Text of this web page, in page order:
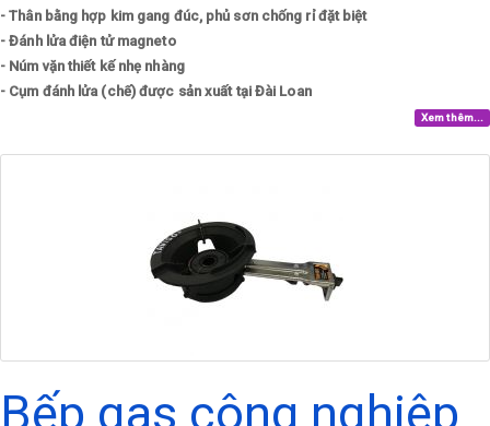
- Thân bằng hợp kim gang đúc, phủ sơn chống rỉ đặt biệt
- Đánh lửa điện tử magneto
- Núm vặn thiết kế nhẹ nhàng
- Cụm đánh lửa (chế) được sản xuất tại Đài Loan
Xem thêm...
Bếp gas công nghiệp